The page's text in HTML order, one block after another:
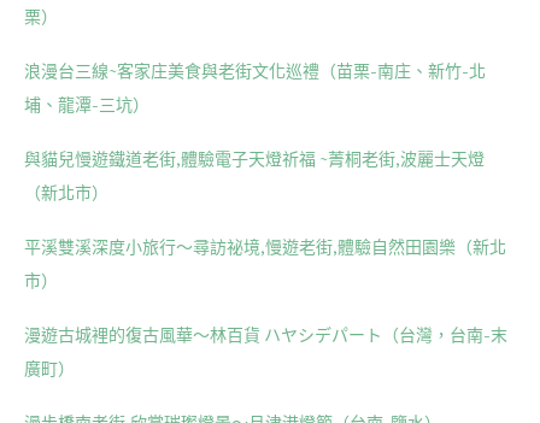
栗）
浪漫台三線~客家庄美食與老街文化巡禮（苗栗-南庄、新竹-北
埔、龍潭-三坑）
與貓兒慢遊鐵道老街,體驗電子天燈祈福 ~菁桐老街,波麗士天燈
（新北市）
平溪雙溪深度小旅行～尋訪祕境,慢遊老街,體驗自然田園樂（新北
市）
漫遊古城裡的復古風華～林百貨 ハヤシデパート（台灣，台南-末
廣町）